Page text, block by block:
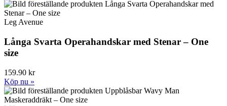
Leg Avenue
Långa Svarta Operahandskar med Stenar – One
size
159.90 kr
Köp nu »